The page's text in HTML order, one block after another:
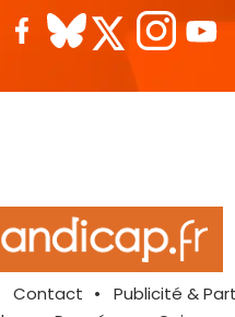
Contact
Publicité &